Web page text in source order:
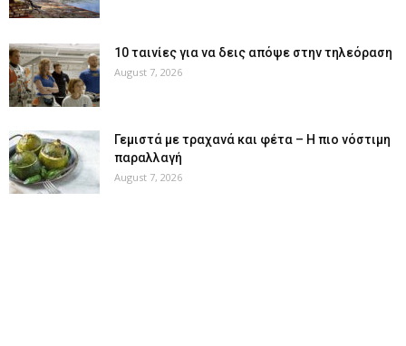
10 ταινίες για να δεις απόψε στην τηλεόραση
August 7, 2026
Γεμιστά με τραχανά και φέτα – Η πιο νόστιμη
παραλλαγή
August 7, 2026